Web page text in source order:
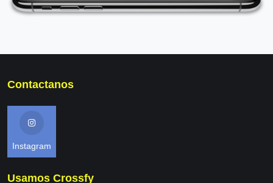
Contactanos
Instagram
Usamos Crossfy